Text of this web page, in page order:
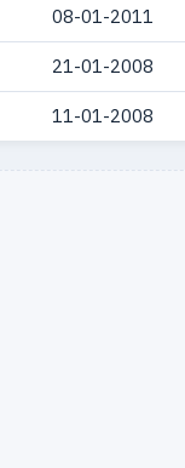
08-01-2011
21-01-2008
11-01-2008